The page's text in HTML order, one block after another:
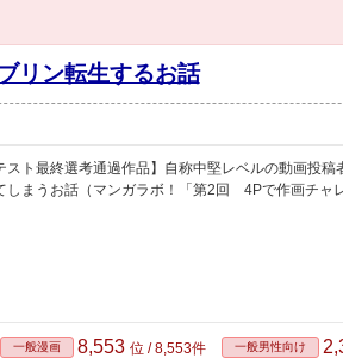
リン転生するお話
スト最終選考通過作品】自称中堅レベルの動画投
しまうお話（マンガラボ！「第2回 4Pで作画チャ
一般漫画 8,553 位 / 8,553件 一般男性向け